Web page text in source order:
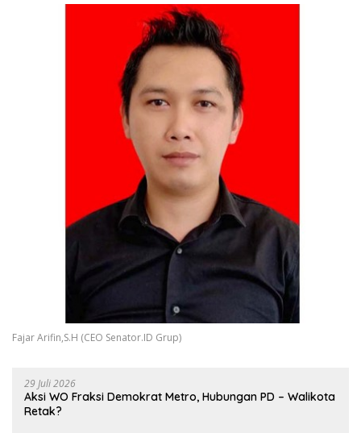
Fajar Arifin,S.H (CEO Senator.ID Grup)
29 Juli 2026
Aksi WO Fraksi Demokrat Metro, Hubungan PD – Walikota
Retak?